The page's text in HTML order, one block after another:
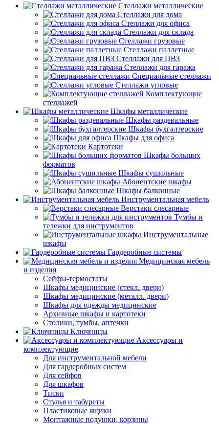
Стеллажи металлические
Стеллажи для дома
Стеллажи для офиса
Стеллажи для склада
Стеллажи грузовые
Стеллажи паллетные
Стеллажи для ПВЗ
Стеллажи для гаража
Специальные стеллажи
Стеллажи угловые
Комплектующие
стеллажей
Шкафы металлические
Шкафы раздевальные
Шкафы бухгалтерские
Шкафы для офиса
Картотеки
Шкафы больших
форматов
Шкафы сушильные
Абонентские шкафы
Шкафы балконные
Инструментальная мебель
Верстаки слесарные
Тумбы и
тележки для инструментов
Инструментальные
шкафы
Гардеробные системы
Медицинская мебель
и изделия
Сейфы-термостаты
Шкафы медицинские (стекл. двери)
Шкафы медицинские (металл. двери)
Шкафы для одежды медицинские
Архивные шкафы и картотеки
Столики, тумбы, аптечки
Ключницы
Аксессуары и
комплектующие
Для инструментальной мебели
Для гардеробных систем
Для сейфов
Для шкафов
Тиски
Стулья и табуреты
Пластиковые ящики
Монтажные подушки, корзины